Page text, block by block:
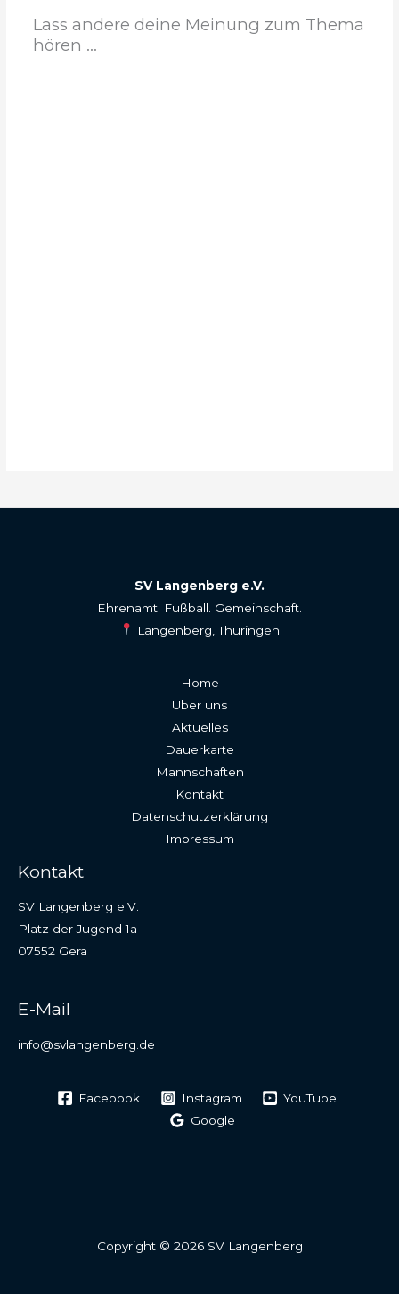
Lass andere deine Meinung zum Thema
hören ...
SV Langenberg e.V.
Ehrenamt. Fußball. Gemeinschaft.
Langenberg, Thüringen
Home
Über uns
Aktuelles
Dauerkarte
Mannschaften
Kontakt
Datenschutzerklärung
Impressum
Kontakt
SV Langenberg e.V.
Platz der Jugend 1a
07552 Gera
E-Mail
info@svlangenberg.de
Facebook Instagram
YouTube
Google
Copyright © 2026 SV Langenberg